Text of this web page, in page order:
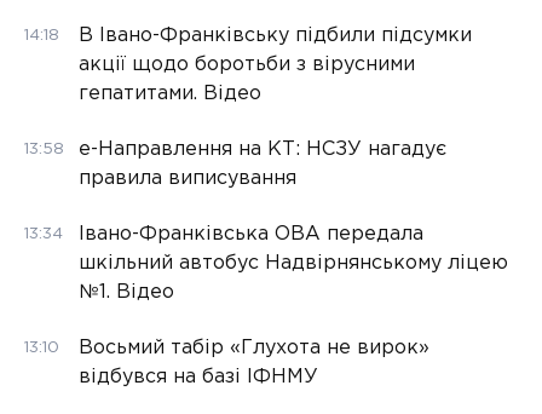
14:18
В Івано-Франківську підбили підсумки
акції щодо боротьби з вірусними
гепатитами. Відео
13:58
е-Направлення на КТ: НСЗУ нагадує
правила виписування
13:34
Івано-Франківська ОВА передала
шкільний автобус Надвірнянському ліцею
№1. Відео
13:10
Восьмий табір «Глухота не вирок»
відбувся на базі ІФНМУ